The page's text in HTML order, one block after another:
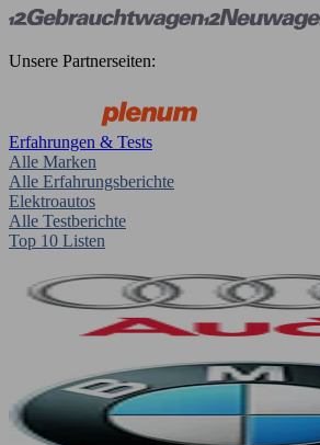
Unsere Partnerseiten:
Erfahrungen & Tests
Alle Marken
Alle Erfahrungsberichte
Elektroautos
Alle Testberichte
Top 10 Listen